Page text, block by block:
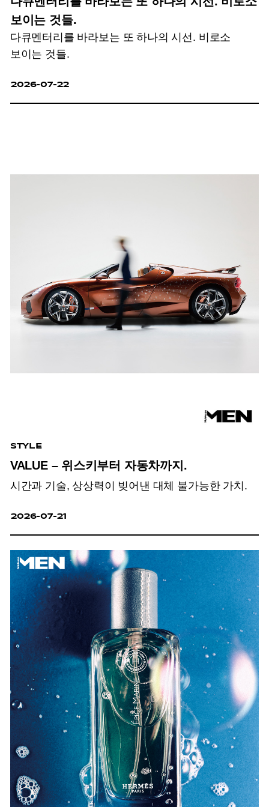
보이는 것들.
다큐멘터리를 바라보는 또 하나의 시선. 비로소
보이는 것들.
2026-07-22
STYLE
VALUE – 위스키부터 자동차까지.
시간과 기술, 상상력이 빚어낸 대체 불가능한 가치.
2026-07-21